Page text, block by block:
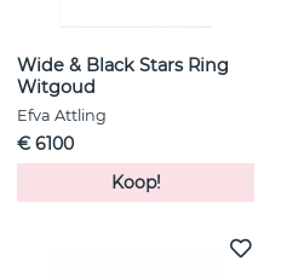
Wide & Black Stars Ring
Witgoud
Efva Attling
€ 6100
Koop!